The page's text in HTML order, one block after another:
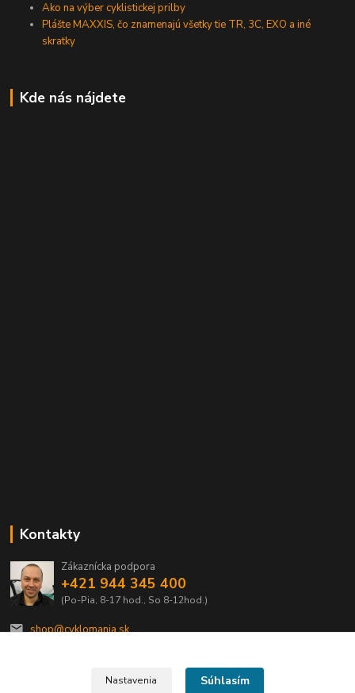
Ako na výber cyklistickej prilby
Plášte MAXXIS, čo znamenajú všetky tie TR, 3C, EXO a iné
skratky
Kde nás nájdete
Kontakty
Zákaznícka podpora
+421 944 345 400
(Po-Pia, 8-17 hod., So 8-12hod.)
shop@cyklomania.sk
Nastavenia Súhlasím